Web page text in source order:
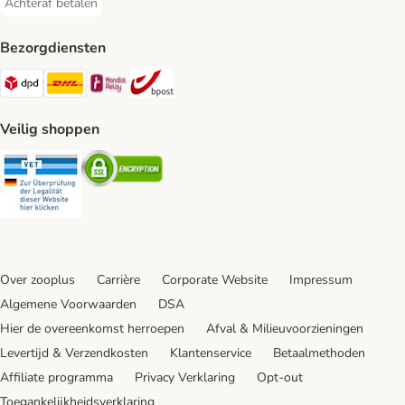
Achteraf betalen Payment Method
Bezorgdiensten
Dpd Shipping Method
DHL Shipping Method
Mondial Relay Shipping Method
Veilig shoppen
Security Security
Over zooplus Carrière Corporate Website
Impressum
Algemene Voorwaarden
DSA
Hier de overeenkomst herroepen
Afval & Milieuvoorzieningen
Levertijd & Verzendkosten
Klantenservice
Betaalmethoden
Affiliate programma
Privacy Verklaring
Opt-out